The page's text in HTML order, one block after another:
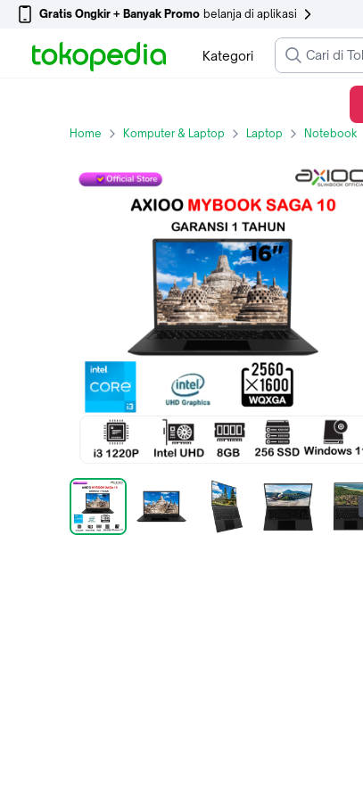
Gratis Ongkir + Banyak Promo belanja di aplikasi
Kategori
Home Komputer & Laptop Laptop Notebook